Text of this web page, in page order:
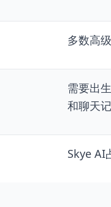
多数高
需要出
和聊天
Skye AI